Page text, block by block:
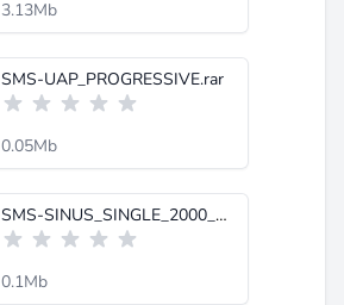
3.13Mb
SMS-UAP_PROGRESSIVE.rar
0.05Mb
SMS-SINUS_SINGLE_2000_3000.rar
0.1Mb